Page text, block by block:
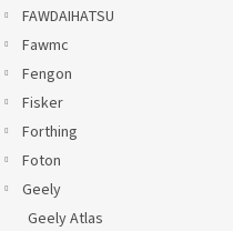
FAWDAIHATSU
Fawmc
Fengon
Fisker
Forthing
Foton
Geely
Geely Atlas